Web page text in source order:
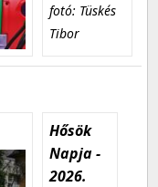
fotó: Tüskés
Tibor
Hősök
Napja -
2026.